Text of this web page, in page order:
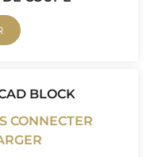
BLOCK
CONNECTER